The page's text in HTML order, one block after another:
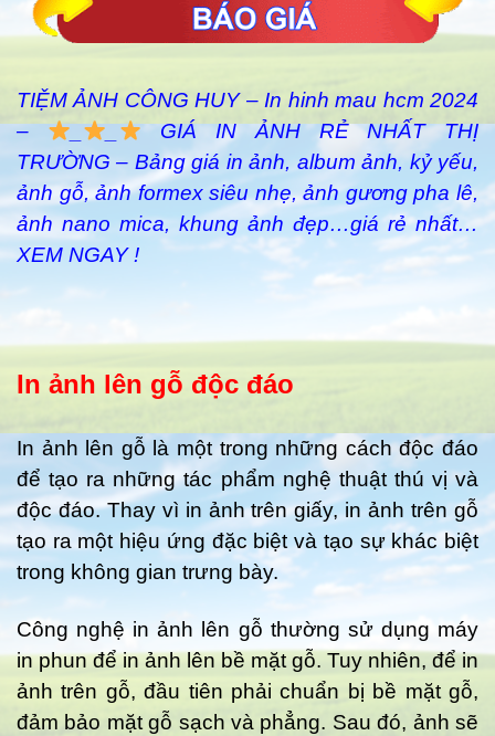
TIỆM ẢNH CÔNG HUY – In hinh mau hcm 2024
–
_ _
GIÁ IN ẢNH RẺ NHẤT THỊ
TRƯỜNG – Bảng giá in ảnh, album ảnh, kỷ yếu,
ảnh gỗ, ảnh formex siêu nhẹ, ảnh gương pha lê,
ảnh nano mica, khung ảnh đẹp…giá rẻ nhất…
XEM NGAY !
In ảnh lên gỗ độc đáo
In ảnh lên gỗ là một trong những cách độc đáo
để tạo ra những tác phẩm nghệ thuật thú vị và
độc đáo. Thay vì in ảnh trên giấy, in ảnh trên gỗ
tạo ra một hiệu ứng đặc biệt và tạo sự khác biệt
trong không gian trưng bày.
Công nghệ in ảnh lên gỗ thường sử dụng máy
in phun để in ảnh lên bề mặt gỗ. Tuy nhiên, để in
ảnh trên gỗ, đầu tiên phải chuẩn bị bề mặt gỗ,
đảm bảo mặt gỗ sạch và phẳng. Sau đó, ảnh sẽ